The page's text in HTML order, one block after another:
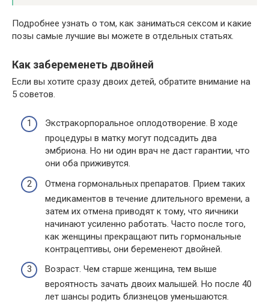
Подробнее узнать о том, как заниматься сексом и какие
позы самые лучшие вы можете в отдельных статьях.
Как забеременеть двойней
Если вы хотите сразу двоих детей, обратите внимание на
5 советов.
Экстракорпоральное оплодотворение. В ходе
процедуры в матку могут подсадить два
эмбриона. Но ни один врач не даст гарантии, что
они оба приживутся.
Отмена гормональных препаратов. Прием таких
медикаментов в течение длительного времени, а
затем их отмена приводят к тому, что яичники
начинают усиленно работать. Часто после того,
как женщины прекращают пить гормональные
контрацептивы, они беременеют двойней.
Возраст. Чем старше женщина, тем выше
вероятность зачать двоих малышей. Но после 40
лет шансы родить близнецов уменьшаются.